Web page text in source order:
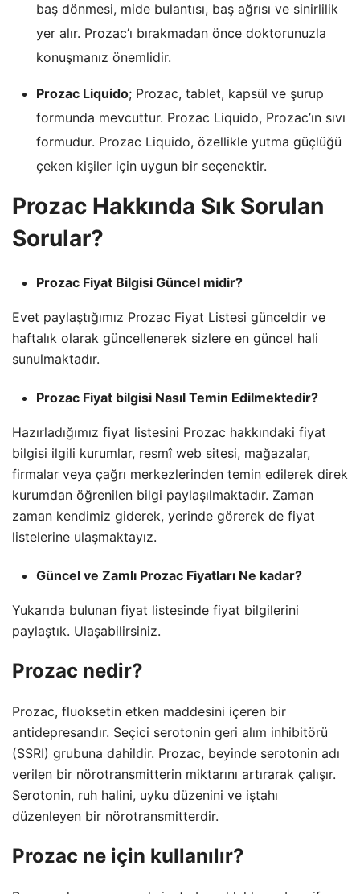
baş dönmesi, mide bulantısı, baş ağrısı ve sinirlilik
yer alır. Prozac’ı bırakmadan önce doktorunuzla
konuşmanız önemlidir.
Prozac Liquido; Prozac, tablet, kapsül ve şurup
formunda mevcuttur. Prozac Liquido, Prozac’ın sıvı
formudur. Prozac Liquido, özellikle yutma güçlüğü
çeken kişiler için uygun bir seçenektir.
Prozac Hakkında Sık Sorulan
Sorular?
Prozac Fiyat Bilgisi Güncel midir?
Evet paylaştığımız Prozac Fiyat Listesi günceldir ve
haftalık olarak güncellenerek sizlere en güncel hali
sunulmaktadır.
Prozac Fiyat bilgisi Nasıl Temin Edilmektedir?
Hazırladığımız fiyat listesini Prozac hakkındaki fiyat
bilgisi ilgili kurumlar, resmî web sitesi, mağazalar,
firmalar veya çağrı merkezlerinden temin edilerek direk
kurumdan öğrenilen bilgi paylaşılmaktadır. Zaman
zaman kendimiz giderek, yerinde görerek de fiyat
listelerine ulaşmaktayız.
Güncel ve Zamlı Prozac Fiyatları Ne kadar?
Yukarıda bulunan fiyat listesinde fiyat bilgilerini
paylaştık. Ulaşabilirsiniz.
Prozac nedir?
Prozac, fluoksetin etken maddesini içeren bir
antidepresandır. Seçici serotonin geri alım inhibitörü
(SSRI) grubuna dahildir. Prozac, beyinde serotonin adı
verilen bir nörotransmitterin miktarını artırarak çalışır.
Serotonin, ruh halini, uyku düzenini ve iştahı
düzenleyen bir nörotransmitterdir.
Prozac ne için kullanılır?